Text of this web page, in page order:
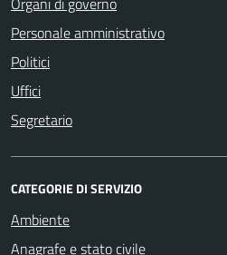
Personale amministrativo
Politici
Uffici
Segretario
CATEGORIE DI SERVIZIO
Ambiente
Anagrafe e stato civile